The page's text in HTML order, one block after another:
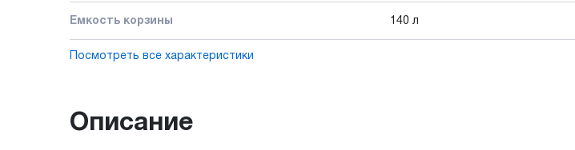
Емкость корзины 140 л
Посмотреть все характеристики
Описание